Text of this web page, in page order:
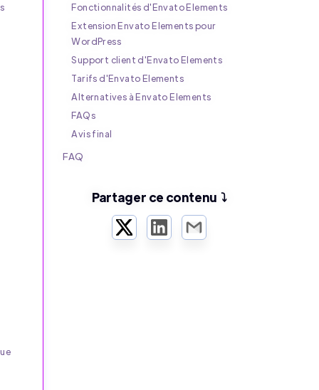
Fonctionnalités d'Envato Elements
Extension Envato Elements pour
WordPress
Support client d'Envato Elements
Tarifs d'Envato Elements
Alternatives à Envato Elements
FAQs
Avis final
FAQ
Partager ce contenu ⤵️
TwitterLinkedInEmail